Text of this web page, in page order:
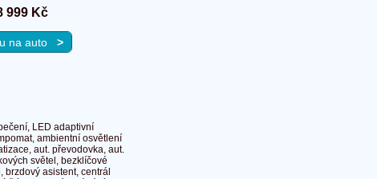
999 Kč
na auto >
LED adaptivní
ambientní osvětlení
aut. převodovka, aut.
světel, bezklíčové
asistent, centrál